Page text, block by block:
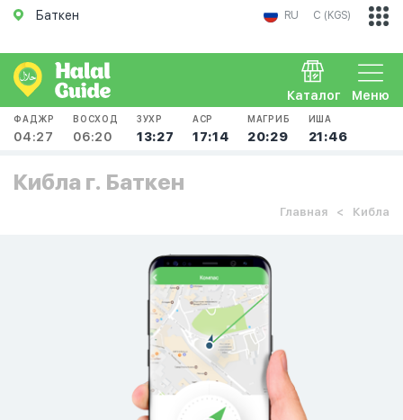
Баткен RU С (KGS)
Меню
Каталог
ФАДЖР
04:27
ВОСХОД
06:20
ЗУХР
13:27
АСР
17:14
МАГРИБ
20:29
ИША
21:46
Кибла г. Баткен
Главная Кибла